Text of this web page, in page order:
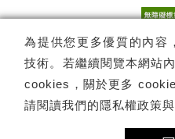
為提供您更多優質的內容
技術。若繼續閱覽本網站
cookies，關於更多
請閱讀我們的隱私權政策
電子報訂閱
Copyright © 國家表演藝術中心 -